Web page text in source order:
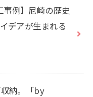
事例】尼崎の歴史
デアが生まれる
納。「by